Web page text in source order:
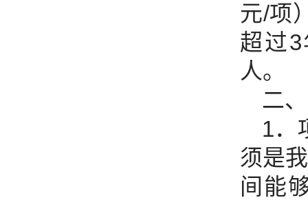
元/项
超过
人。
二
1．
须是
间能